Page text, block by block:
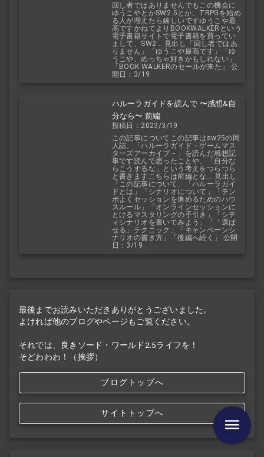
回し者ではありませんでもこの機会に
ゆうこやとかSW2.5とか、TRPGを始め
る人が増えたら嬉しいですゆうこや最
高ですかねてよりBOOKWALKERという
電子書籍サイトで電子書籍を買ってい
まして、SW2... 見出し「回し者ではあ
りません」「ゆうこや最高です」「ゆ
うこや、めっちゃ好きかもしれない」
「BOOK WALKERのセールが来た」 公
開日：3/19
ハルーラガイドを読んで 〜感想&自
分なら〜 前編
投稿日：2023/3/19
この記事についてこの記事はsw25の同
人誌、「ハルーラガイド－ゲームマス
ターズアーカイブ－」を読んだ感想記
事です読んで思ったことや、「自分な
らこうするな」という考えをつらつら
と書きますこちらは前編とな... 見出し
「この記事について」「ハルーラガイ
ドとは」「シナリオについて」「テン
ポよくセッションを進めるためのハウ
スルール」「オンラインセッションに
とけるマスタリングの手引き」「シテ
ィシナリオを書いてみよう」「「選ば
せる」テクニック」「キャンペーンシ
ナリオの書き方」「後編へ続く」 公開
日：3/19
最後までお読みいただきありがとうございました。
よければ他のブログやページもご覧ください。
それでは、良きソード・ワールド2.5ライフを！
そどわわわ！（挨拶）
ブログトップへ
サイトトップへ